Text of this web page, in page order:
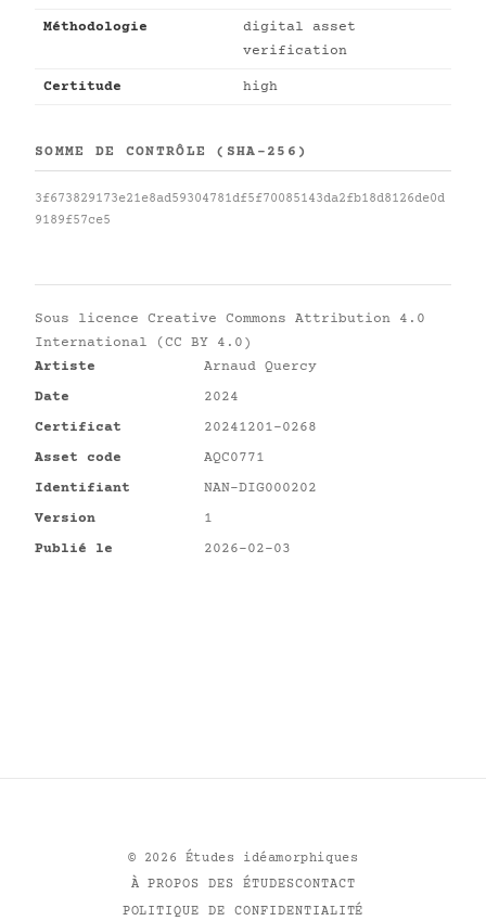
Méthodologie
digital asset
verification
Certitude high
SOMME DE CONTRÔLE (SHA-256)
3f673829173e21e8ad59304781df5f70085143da2fb18d8126de0d
9189f57ce5
Sous licence Creative Commons Attribution 4.0
International (CC BY 4.0)
Artiste
Arnaud Quercy
Date
2024
Certificat
20241201-0268
Asset code
AQC0771
Identifiant
NAN-DIG000202
Version
1
Publié le
2026-02-03
© 2026 Études idéamorphiques
À PROPOS DES ÉTUDESCONTACT
POLITIQUE DE CONFIDENTIALITÉ